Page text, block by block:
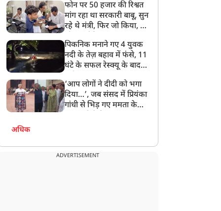
बेटी को गोद लें प्रधानमंत्री
फोन पर 50 हजार की रिश्वत
मांग रहा था सरकारी बाबू, सुन
रहे थे मंत्री, फिर जो किया, वो
पिकनिक मनाने गए 4 युवक
नदी के तेज़ बहाव में फंसे, 11
घंटे के सफल रेस्क्यू के बाद
‘आप लोगों ने दीदी को भगा
दिया…’, जब संसद में प्रियंका
गांधी से भिड़ गए ममता के
अधिक
ADVERTISEMENT